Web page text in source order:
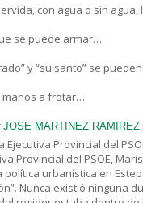
con agua o sin
se puede armar…
y “su santo” se
manos a frotar…
JOSE MARTINEZ RAMIREZ
Ejecutiva Provincial del
Provincial del PSOE,
política urbanística en
Nunca existió ninguna